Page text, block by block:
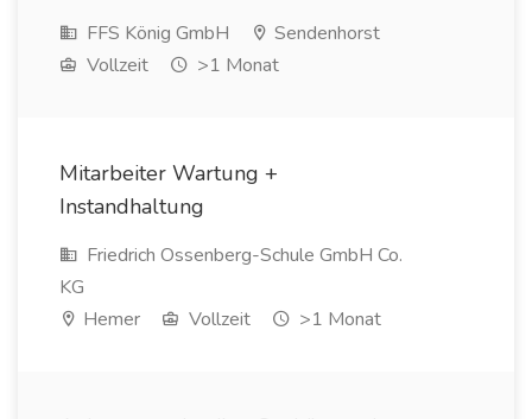
FFS König GmbH
Sendenhorst
Vollzeit
>1 Monat
Mitarbeiter Wartung +
Instandhaltung
Friedrich Ossenberg-Schule GmbH Co.
KG
Hemer
Vollzeit >1 Monat